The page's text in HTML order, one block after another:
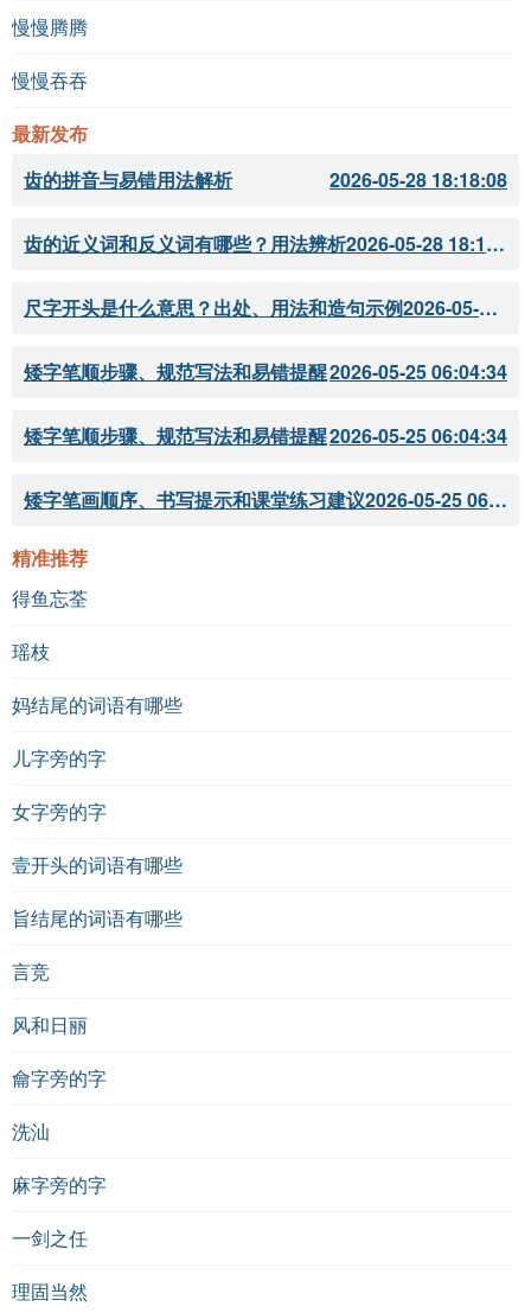
慢慢腾腾
慢慢吞吞
最新发布
齿的拼音与易错用法解析
2026-05-28 18:18:08
齿的近义词和反义词有哪些？用法辨析 2026-05-28 18:18:07
尺字开头是什么意思？出处、用法和造句示例 2026-05-28 18:18:05
矮字笔顺步骤、规范写法和易错提醒2026-05-25 06:04:34
矮字笔顺步骤、规范写法和易错提醒2026-05-25 06:04:34
矮字笔画顺序、书写提示和课堂练习建议 2026-05-25 06:04:33
精准推荐
得鱼忘荃
瑶枝
妈结尾的词语有哪些
儿字旁的字
女字旁的字
壹开头的词语有哪些
旨结尾的词语有哪些
言竞
风和日丽
龠字旁的字
洗汕
麻字旁的字
一剑之任
理固当然